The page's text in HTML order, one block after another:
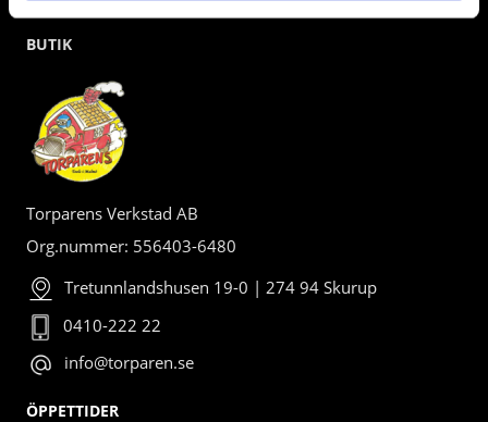
BUTIK
Torparens Verkstad AB
Org.nummer: 556403-6480
Tretunnlandshusen 19-0 | 274 94 Skurup
0410-222 22
info@torparen.se
ÖPPETTIDER